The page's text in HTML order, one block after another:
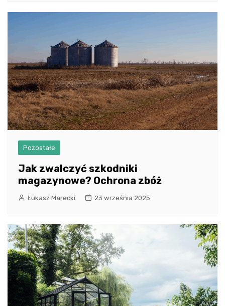
Pozostałe
Jak zwalczyć szkodniki
magazynowe? Ochrona zbóż
Łukasz Marecki 23 września 2025